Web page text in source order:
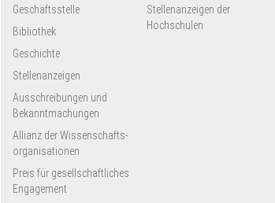
HfMT Hamburg
PH Heidelberg
Hochschule Heilbronn
Fachhochschule
Südwestfalen
Karlsruher Institut für
CAU zu Kiel
Deutsche Sporthochschule
Köln
Geschäftsstelle
Bibliothek
Geschichte
Stellenanzeigen
Ausschreibungen und
Bekanntmachungen
Allianz der Wissenschafts­
organisationen
Preis für gesellschaftliches
Engagement
Stellenanzeigen der
Hochschulen